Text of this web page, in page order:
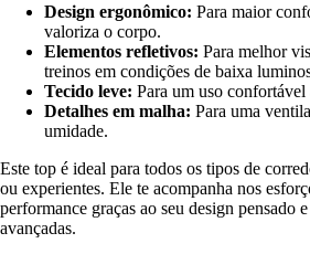
Design ergonômico: Para maior
valoriza o corpo.
Elementos refletivos: Para melhor
treinos em condições de baixa
Tecido leve: Para um uso
Detalhes em malha: Para uma
umidade.
Este top é ideal para todos os tipos de
ou experientes. Ele te acompanha nos
performance graças ao seu design pensado
avançadas.